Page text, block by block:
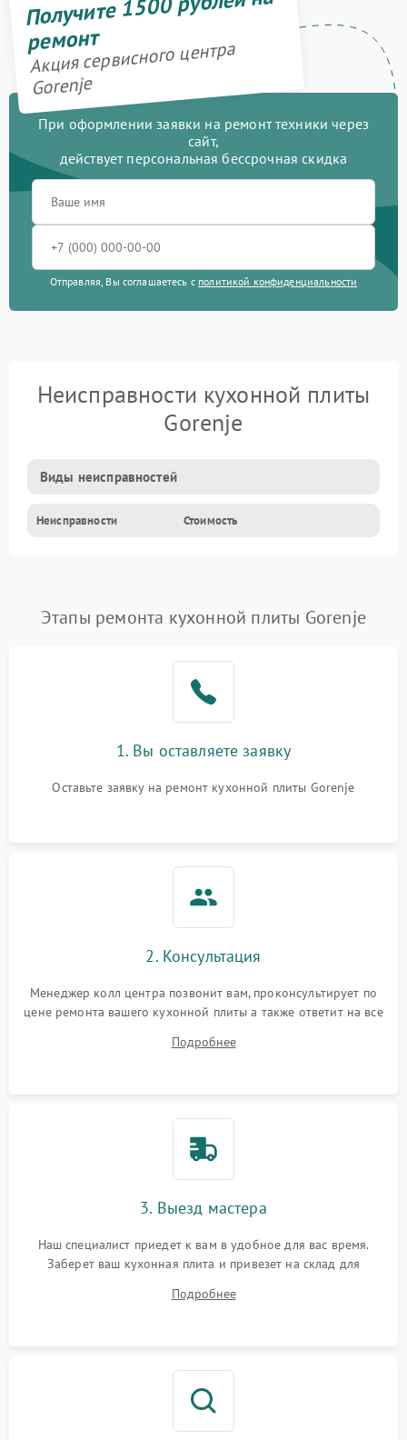
ремонт
Акция сервисного центра
Gorenje
При оформлении заявки на ремонт техники через
сайт,
действует персональная бессрочная скидка
Отправляя, Вы соглашаетесь с политикой конфиденциальности
Неисправности кухонной плиты
Gorenje
Виды неисправностей
Неисправности Стоимость
Этапы ремонта кухонной плиты Gorenje
1. Вы оставляете заявку
Оставьте заявку на ремонт кухонной плиты Gorenje
2. Консультация
Менеджер колл центра позвонит вам, проконсультирует по
цене ремонта вашего кухонной плиты а также ответит на все
Подробнее
3. Выезд мастера
Наш специалист приедет к вам в удобное для вас время.
Заберет ваш кухонная плита и привезет на склад для
Подробнее